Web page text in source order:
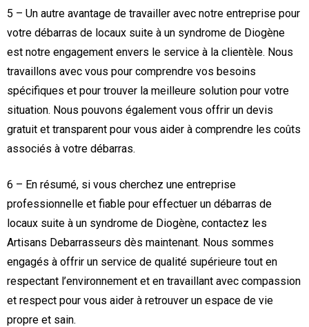
5 – Un autre avantage de travailler avec notre entreprise pour
votre débarras de locaux suite à un syndrome de Diogène
est notre engagement envers le service à la clientèle. Nous
travaillons avec vous pour comprendre vos besoins
spécifiques et pour trouver la meilleure solution pour votre
situation. Nous pouvons également vous offrir un devis
gratuit et transparent pour vous aider à comprendre les coûts
associés à votre débarras.
6 – En résumé, si vous cherchez une entreprise
professionnelle et fiable pour effectuer un débarras de
locaux suite à un syndrome de Diogène, contactez les
Artisans Debarrasseurs dès maintenant. Nous sommes
engagés à offrir un service de qualité supérieure tout en
respectant l’environnement et en travaillant avec compassion
et respect pour vous aider à retrouver un espace de vie
propre et sain.